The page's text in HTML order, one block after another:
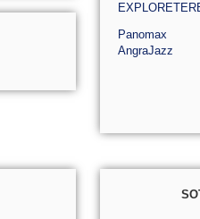
Panomax
AngraJazz